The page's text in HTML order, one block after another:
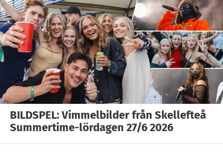
BILDSPEL: Vimmelbilder från Skellefteå
Summertime-lördagen 27/6 2026